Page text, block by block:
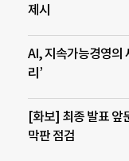
제시
AI, 지속가능경영의
리’
[화보] 최종 발표 앞
막판 점검